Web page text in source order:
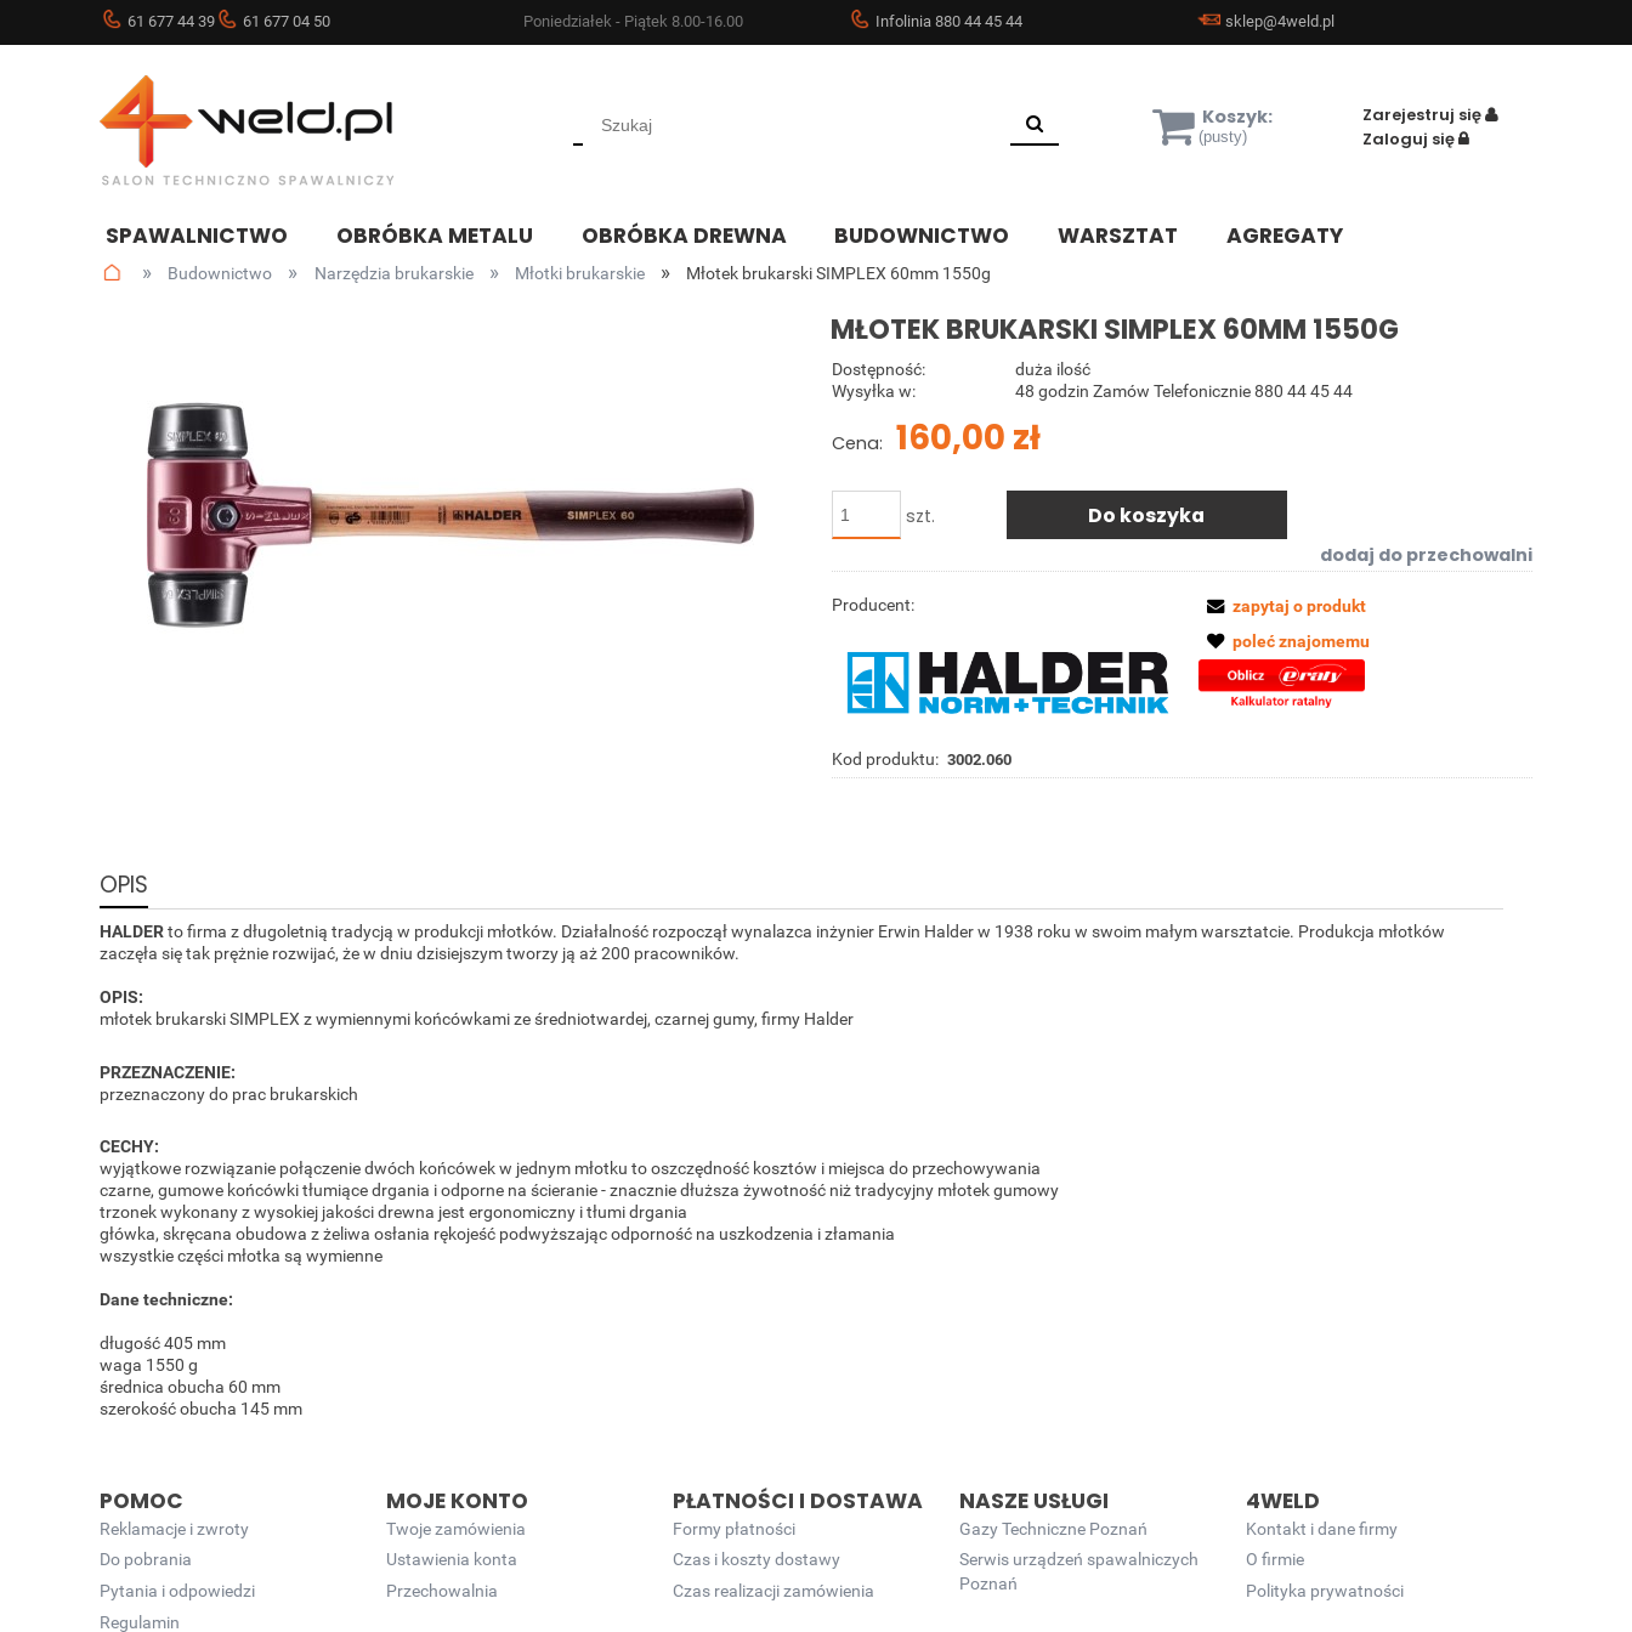
Zarejestruj się
Zaloguj się
Koszyk:
(pusty)
SPAWALNICTWO OBRÓBKA METALU OBRÓBKA DREWNA BUDOWNICTWO WARSZTAT
AGREGATY
NOWOŚCI
» Budownictwo » Narzędzia brukarskie » Młotki brukarskie » Młotek brukarski SIMPLEX 60mm 1550g
61 677 44 39 61 677 04 50 Poniedziałek - Piątek 8.00-16.00 Infolinia 880 44 45 44 sklep@4weld.pl
MŁOTEK BRUKARSKI SIMPLEX 60MM 1550G
Dostępność:
duża ilość
Wysyłka w:
48 godzin Zamów Telefonicznie 880 44 45 44
Cena: 160,00 zł
szt. Do koszyka
dodaj do przechowalni
Producent:
Kod produktu: 3002.060
zapytaj o produkt
poleć znajomemu
OPIS
HALDERto firma z długoletnią tradycją w produkcji młotków. Działalność rozpoczął wynalazca inżynier Erwin Halder w 1938 roku w swoim małym warsztatcie. Produkcja młotków
zaczęła się tak prężnie rozwijać, że w dniu dzisiejszym tworzy ją aż 200 pracowników.
OPIS:
młotek brukarski SIMPLEX z wymiennymi końcówkami ze średniotwardej, czarnej gumy, firmy Halder
PRZEZNACZENIE:
przeznaczony do prac brukarskich
CECHY:
wyjątkowe rozwiązanie połączenie dwóch końcówek w jednym młotku to oszczędność kosztów i miejsca do przechowywania
czarne, gumowe końcówki tłumiące drgania i odporne na ścieranie - znacznie dłuższa żywotność niż tradycyjny młotek gumowy
trzonek wykonany z wysokiej jakości drewna jest ergonomiczny i tłumi drgania
główka, skręcana obudowa z żeliwa osłania rękojeść podwyższając odporność na uszkodzenia i złamania
wszystkie części młotka są wymienne
Dane techniczne:
długość 405 mm
waga 1550 g
średnica obucha 60 mm
szerokość obucha 145 mm
POMOC
Reklamacje i zwroty
Do pobrania
Pytania i odpowiedzi
Regulamin
MOJE KONTO
Twoje zamówienia
Ustawienia konta
Przechowalnia
PŁATNOŚCI I DOSTAWA
Formy płatności
Czas i koszty dostawy
Czas realizacji zamówienia
NASZE USŁUGI
Gazy Techniczne Poznań
Serwis urządzeń spawalniczych
Poznań
4WELD
Kontakt i dane firmy
O firmie
Polityka prywatności